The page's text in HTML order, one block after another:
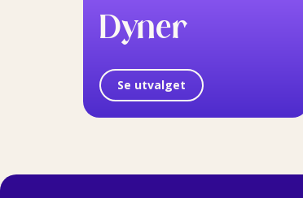
Dyner
Se utvalget